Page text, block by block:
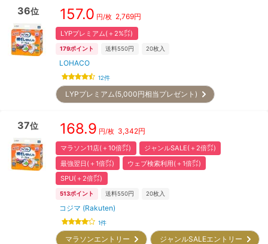
36位 157.0 円/枚 2,769円
LYPプレミアム(＋2%㌽)
179ポイント 送料550円 20枚入
LOHACO
12件
LYPプレミアム(5,000円相当プレゼント)
37位 168.9 円/枚 3,342円
マラソン11店(＋10倍㌽)
ジャンルSALE(＋2倍㌽)
最強翌日(＋1倍㌽)
ウェブ検索利用(＋1倍㌽)
SPU(＋2倍㌽)
513ポイント 送料550円 20枚入
コジマ (Rakuten)
1件
マラソンエントリー
ジャンルSALEエントリー